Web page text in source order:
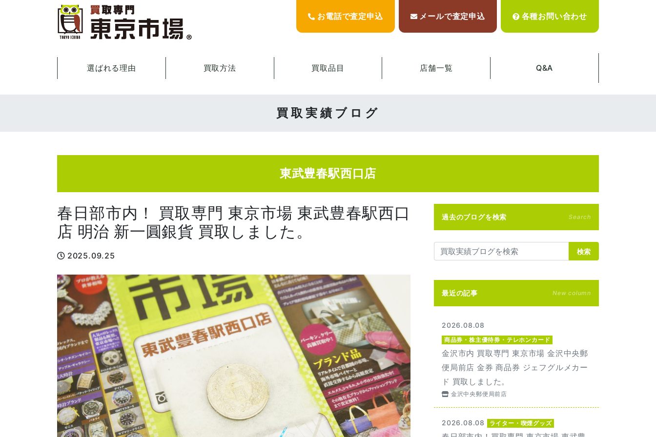
お電話で査定申込 メールで査定申込 各種お問い合わせ
選ばれる理由 買取方法 買取品目 店舗一覧 Q&A
買取実績ブログ
東武豊春駅西口店
春日部市内！ 買取専門 東京市場 東武豊春駅西口
店 明治 新一圓銀貨 買取しました。
2025.09.25
過去のブログを検索 Search
検索
最近の記事 New column
2026.08.08
商品券・株主優待券・テレホンカード
金沢市内 買取専門 東京市場 金沢中央郵
便局前店 金券 商品券 ジェフグルメカー
ド 買取しました。
金沢中央郵便局前店
2026.08.08 ライター・喫煙グッズ